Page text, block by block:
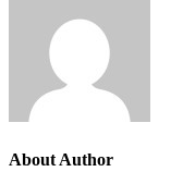
About Author